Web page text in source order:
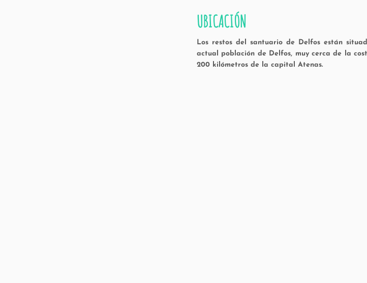
UBICACIÓN
Los restos del santuario de Delfos están
actual población de Delfos, muy cerca de la
200 kilómetros de la capital Atenas.